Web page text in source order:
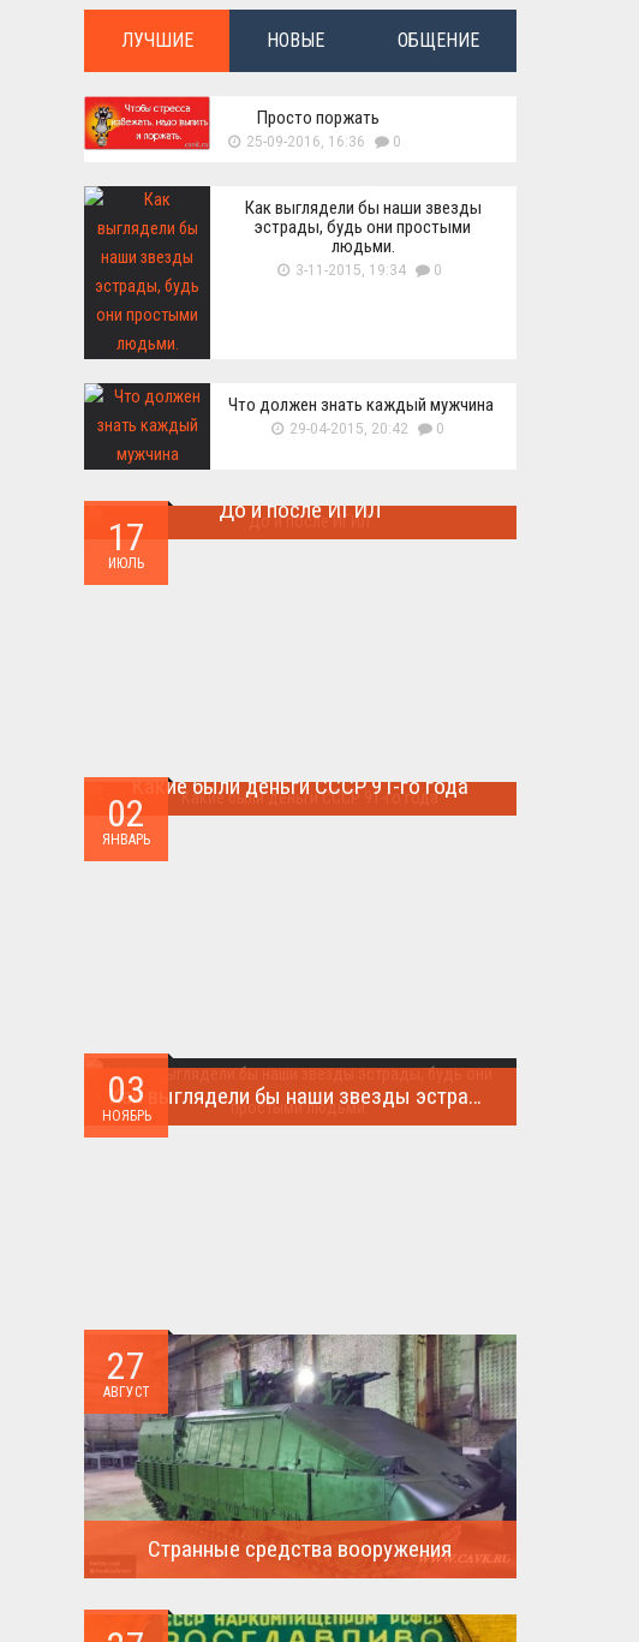
ЛУЧШИЕ НОВЫЕ ОБЩЕНИЕ
Просто поржать
25-09-2016, 16:36 0
Как выглядели бы наши звезды
эстрады, будь они простыми
людьми.
3-11-2015, 19:34 0
Что должен знать каждый мужчина
29-04-2015, 20:42 0
17
ИЮЛЬ
До и после ИГИЛ
02
ЯНВАРЬ
Какие были деньги СССР 91-го года
03
НОЯБРЬ
Как выглядели бы наши звезды эстрады, будь они простыми людьми.
Такого поворота событий не ожидал никто!...
27
АВГУСТ
Странные средства вооружения
армии ...